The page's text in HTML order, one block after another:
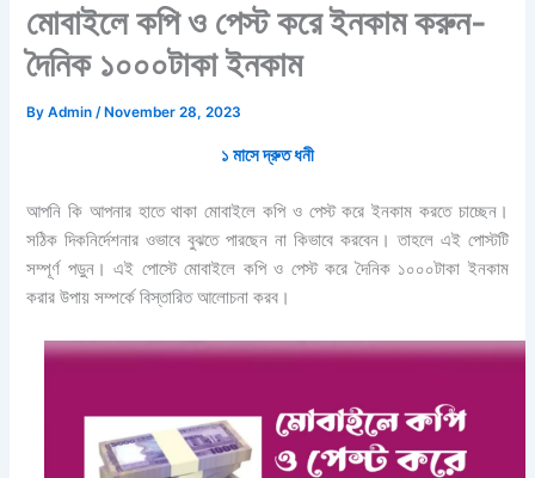
মোবাইলে কপি ও পেস্ট করে ইনকাম করুন-
দৈনিক ১০০০টাকা ইনকাম
ByAdmin/ November 28, 2023
১ মাসেদ্রুত ধনী
আপনি কি আপনার হাতে থাকা মোবাইলে কপি ও পেস্ট করে ইনকাম করতে চাচ্ছেন।
সঠিক দিকনির্দেশনার ওভাবে বুঝতে পারছেন না কিভাবে করবেন। তাহলে এই পোস্টটি
সম্পূর্ণ পড়ুন। এই পোস্টে মোবাইলে কপি ও পেস্ট করে দৈনিক ১০০০টাকা ইনকাম
করার উপায় সম্পর্কে বিস্তারিত আলোচনা করব।